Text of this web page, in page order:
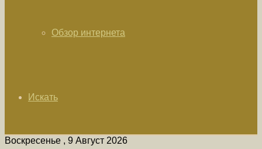
Обзор интернета
Искать
Воскресенье , 9 Август 2026